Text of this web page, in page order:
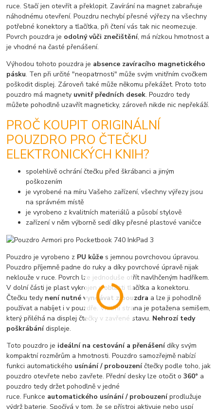
ruce. Stačí jen otevřít a překlopit. Zavírání na magnet zabraňuje
náhodnému otevření. Pouzdru nechybí přesné výřezy na všechny
potřebné konektory a tlačítka, při čtení vás tak nic neomezuje.
Povrch pouzdra je odolný vůči znečištění, má nízkou hmotnost a
je vhodné na časté přenášení.
Výhodou tohoto pouzdra je absence zavíracího magnetického
pásku. Ten při určité "neopatrnosti" může svým vnitřním cvočkem
poškodit displej. Zároveň také může někomu překážet. Proto toto
pouzdro má magnety uvnitř předních desek. Pouzdro tedy
můžete pohodlně uzavřít magneticky, zároveň nikde nic nepřekáží.
PROČ KOUPIT ORIGINÁLNÍ
POUZDRO PRO ČTEČKU
ELEKTRONICKÝCH KNIH?
spolehlivě ochrání čtečku před škrábanci a jiným
poškozením
je vyrobené na míru Vašeho zařízení, všechny výřezy jsou
na správném místě
je vyrobeno z kvalitních materiálů a působí stylově
zařízení v něm výborně sedí díky přesné plastové vaničce
Pouzdro je vyrobeno z PU kůže s jemnou povrchovou úpravou.
Pouzdro příjemně padne do ruky a díky povrchové úpravě nijak
neklouže v ruce. Povrch lze jednoduše otřít navlhčeným hadříkem.
V dolní části je plast vykrojen v oblasti tlačítka a konektoru.
Čtečku tedy není nutné vyndávat z pouzdra a lze ji pohodlně
používat a nabíjet i v pouzdře. Vnitřní strana je potažena semišem,
který přiléhá na displej čtečky v zavřené stavu. Nehrozí tedy
poškrábánídispleje.
Toto pouzdro je ideální na cestování a přenášenídíky svým
kompaktní rozměrům a hmotnosti. Pouzdro samozřejmě nabízí
funkci automatického usínání / probouzeníčtečky podle toho, jak
pouzdro otevřete nebo zavřete. Přední desky lze otočit o360° a
pouzdro tedy držet pohodlně v jedné
ruce. Funkce automatického usínání / probouzeníprodlužuje
výdrž baterie. Spočívá v tom, že se přístroj aktivuje nebo uspí